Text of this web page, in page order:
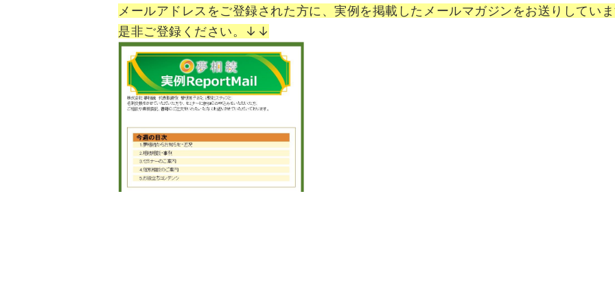
メールアドレスをご登録された方に、実例を掲載したメールマガジンをお送りしてい
是非ご登録ください。↓↓